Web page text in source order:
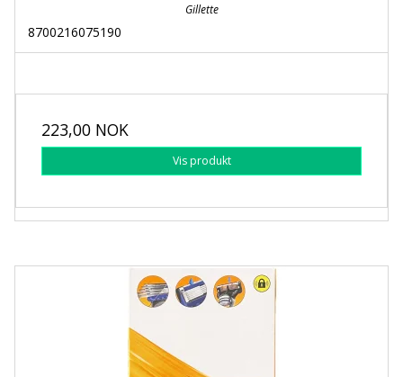
Gillette
8700216075190
223,00 NOK
Vis produkt